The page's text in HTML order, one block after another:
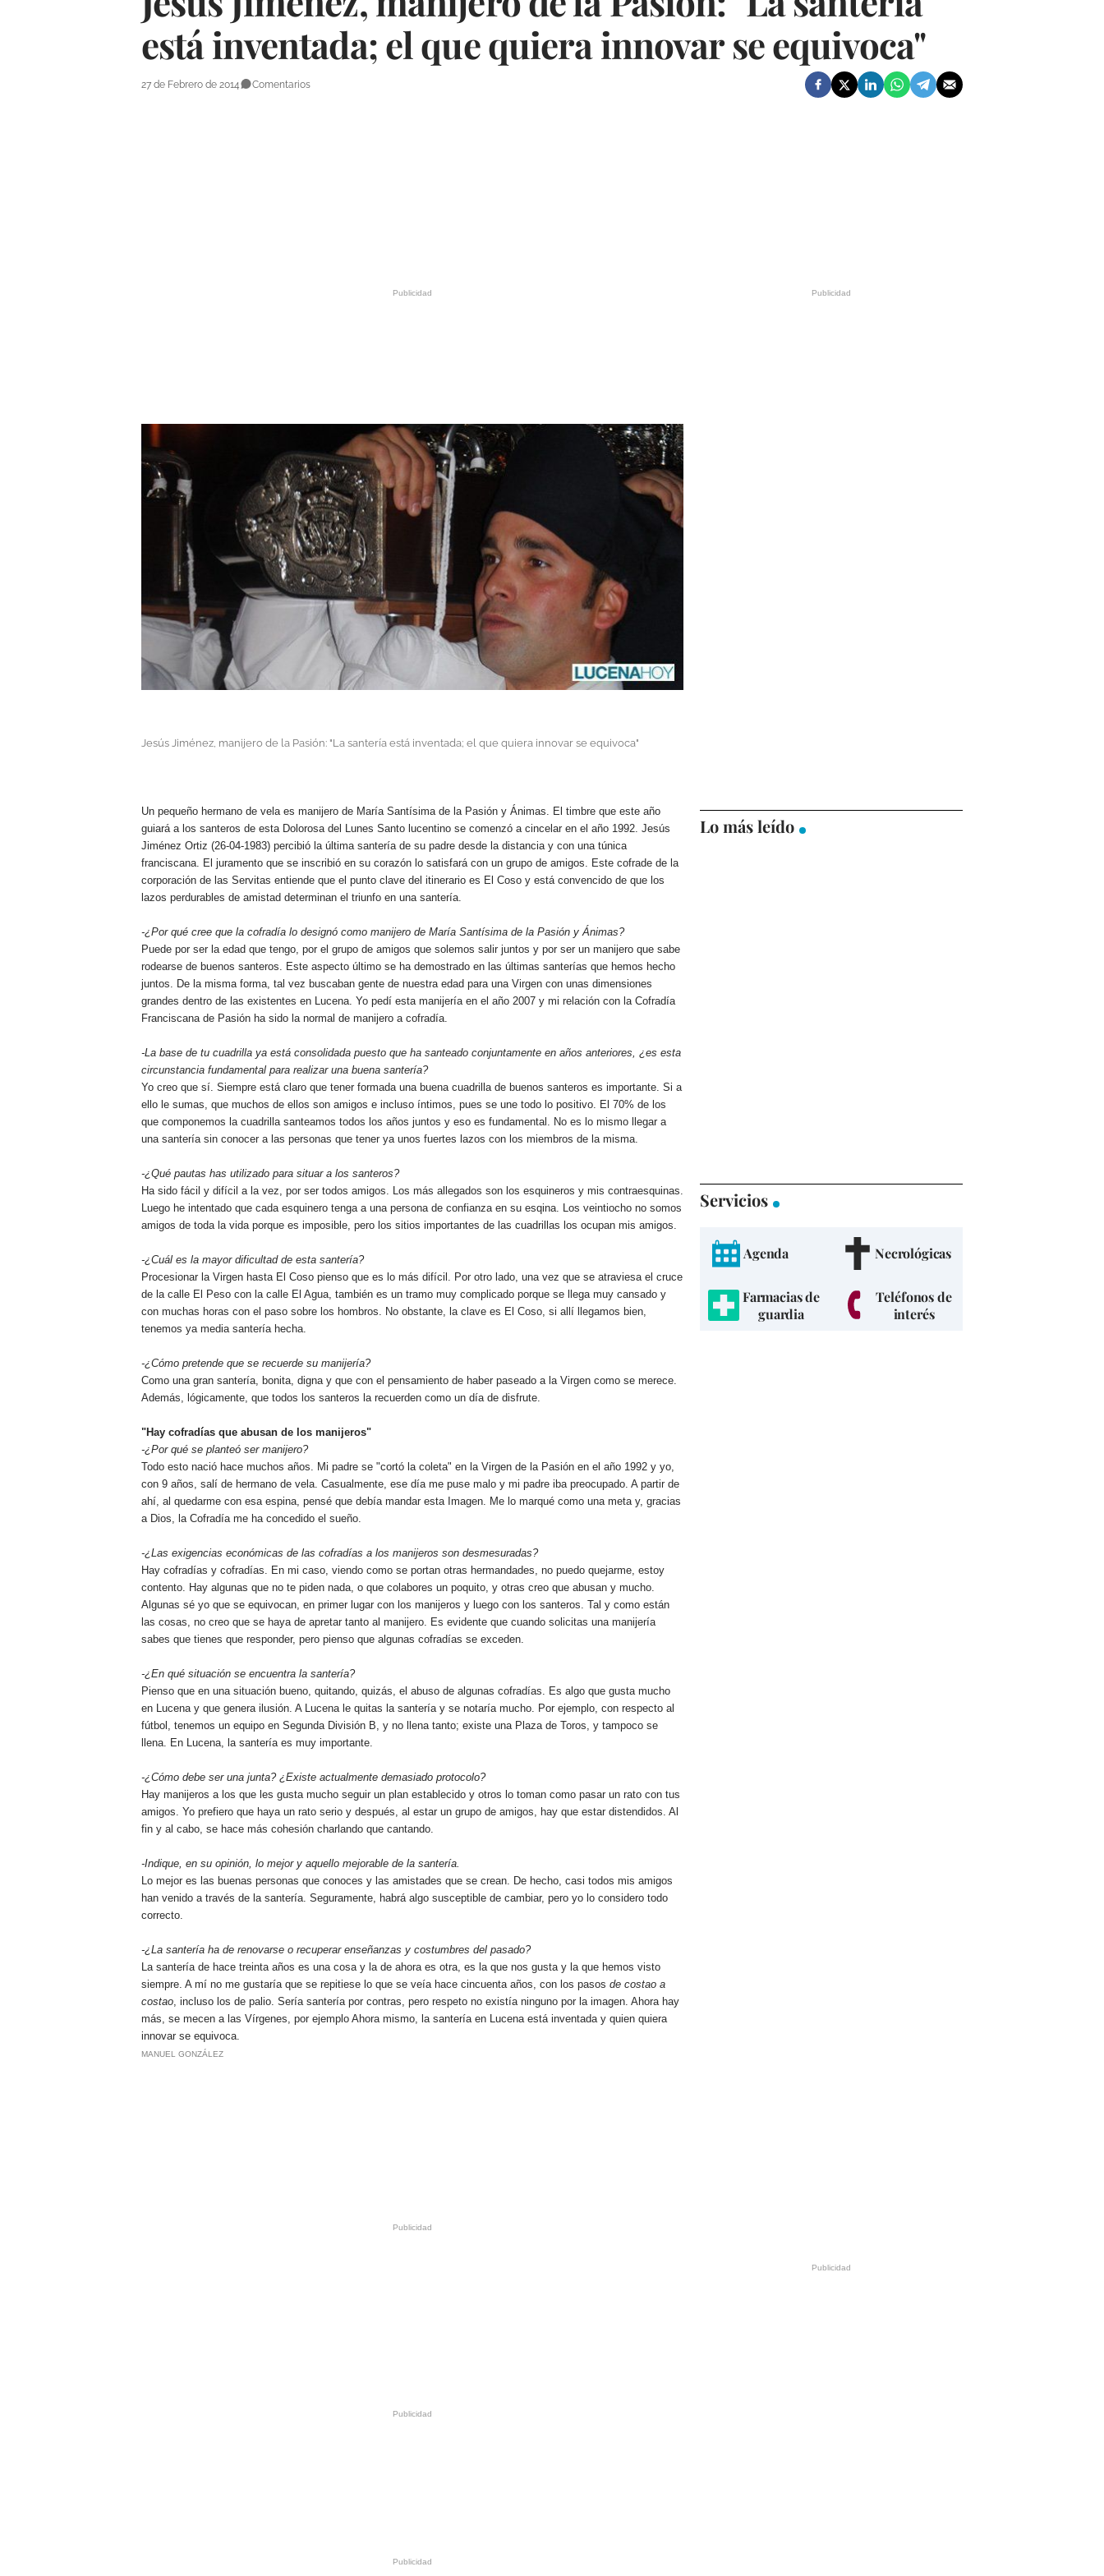
está inventada; el que quiera innovar se equivoca"
27 de Febrero de 2014 Comentarios
Jesús Jiménez, manijero de la Pasión: "La santería está inventada; el que quiera innovar se equivoca"
Un pequeño hermano de vela es manijero de María Santísima de la Pasión y Ánimas. El timbre que este año
guiará a los santeros de esta Dolorosa del Lunes Santo lucentino se comenzó a cincelar en el año 1992. Jesús
Jiménez Ortiz (26-04-1983) percibió la última santería de su padre desde la distancia y con una túnica
franciscana. El juramento que se inscribió en su corazón lo satisfará con un grupo de amigos. Este cofrade de la
corporación de las Servitas entiende que el punto clave del itinerario es El Coso y está convencido de que los
lazos perdurables de amistad determinan el triunfo en una santería.
-¿Por qué cree que la cofradía lo designó como manijero de María Santísima de la Pasión y Ánimas?
Puede por ser la edad que tengo, por el grupo de amigos que solemos salir juntos y por ser un manijero que sabe
rodearse de buenos santeros. Este aspecto último se ha demostrado en las últimas santerías que hemos hecho
juntos. De la misma forma, tal vez buscaban gente de nuestra edad para una Virgen con unas dimensiones
grandes dentro de las existentes en Lucena. Yo pedí esta manijería en el año 2007 y mi relación con la Cofradía
Franciscana de Pasión ha sido la normal de manijero a cofradía.
-La base de tu cuadrilla ya está consolidada puesto que ha santeado conjuntamente en años anteriores, ¿es esta
circunstancia fundamental para realizar una buena santería?
Yo creo que sí. Siempre está claro que tener formada una buena cuadrilla de buenos santeros es importante. Si a
ello le sumas, que muchos de ellos son amigos e incluso íntimos, pues se une todo lo positivo. El 70% de los
que componemos la cuadrilla santeamos todos los años juntos y eso es fundamental. No es lo mismo llegar a
una santería sin conocer a las personas que tener ya unos fuertes lazos con los miembros de la misma.
-¿Qué pautas has utilizado para situar a los santeros?
Ha sido fácil y difícil a la vez, por ser todos amigos. Los más allegados son los esquineros y mis contraesquinas.
Luego he intentado que cada esquinero tenga a una persona de confianza en su esqina. Los veintiocho no somos
amigos de toda la vida porque es imposible, pero los sitios importantes de las cuadrillas los ocupan mis amigos.
-¿Cuál es la mayor dificultad de esta santería?
Procesionar la Virgen hasta El Coso pienso que es lo más difícil. Por otro lado, una vez que se atraviesa el cruce
de la calle El Peso con la calle El Agua, también es un tramo muy complicado porque se llega muy cansado y
con muchas horas con el paso sobre los hombros. No obstante, la clave es El Coso, si allí llegamos bien,
tenemos ya media santería hecha.
-¿Cómo pretende que se recuerde su manijería?
Como una gran santería, bonita, digna y que con el pensamiento de haber paseado a la Virgen como se merece.
Además, lógicamente, que todos los santeros la recuerden como un día de disfrute.
"Hay cofradías que abusan de los manijeros"
-¿Por qué se planteó ser manijero?
Todo esto nació hace muchos años. Mi padre se "cortó la coleta" en la Virgen de la Pasión en el año 1992 y yo,
con 9 años, salí de hermano de vela. Casualmente, ese día me puse malo y mi padre iba preocupado. A partir de
ahí, al quedarme con esa espina, pensé que debía mandar esta Imagen. Me lo marqué como una meta y, gracias
a Dios, la Cofradía me ha concedido el sueño.
-¿Las exigencias económicas de las cofradías a los manijeros son desmesuradas?
Hay cofradías y cofradías. En mi caso, viendo como se portan otras hermandades, no puedo quejarme, estoy
contento. Hay algunas que no te piden nada, o que colabores un poquito, y otras creo que abusan y mucho.
Algunas sé yo que se equivocan, en primer lugar con los manijeros y luego con los santeros. Tal y como están
las cosas, no creo que se haya de apretar tanto al manijero. Es evidente que cuando solicitas una manijería
sabes que tienes que responder, pero pienso que algunas cofradías se exceden.
-¿En qué situación se encuentra la santería?
Pienso que en una situación bueno, quitando, quizás, el abuso de algunas cofradías. Es algo que gusta mucho
en Lucena y que genera ilusión. A Lucena le quitas la santería y se notaría mucho. Por ejemplo, con respecto al
fútbol, tenemos un equipo en Segunda División B, y no llena tanto; existe una Plaza de Toros, y tampoco se
llena. En Lucena, la santería es muy importante.
-¿Cómo debe ser una junta? ¿Existe actualmente demasiado protocolo?
Hay manijeros a los que les gusta mucho seguir un plan establecido y otros lo toman como pasar un rato con tus
amigos. Yo prefiero que haya un rato serio y después, al estar un grupo de amigos, hay que estar distendidos. Al
fin y al cabo, se hace más cohesión charlando que cantando.
-Indique, en su opinión, lo mejor y aquello mejorable de la santería.
Lo mejor es las buenas personas que conoces y las amistades que se crean. De hecho, casi todos mis amigos
han venido a través de la santería. Seguramente, habrá algo susceptible de cambiar, pero yo lo considero todo
correcto.
-¿La santería ha de renovarse o recuperar enseñanzas y costumbres del pasado?
La santería de hace treinta años es una cosa y la de ahora es otra, es la que nos gusta y la que hemos visto
siempre. A mí no me gustaría que se repitiese lo que se veía hace cincuenta años, con los pasos de costao a
costao, incluso los de palio. Sería santería por contras, pero respeto no existía ninguno por la imagen. Ahora hay
más, se mecen a las Vírgenes, por ejemplo Ahora mismo, la santería en Lucena está inventada y quien quiera
innovar se equivoca.
MANUEL GONZÁLEZ
Lo más leído
Servicios
Agenda Necrológicas
Farmacias de
guardia
Teléfonos de
interés